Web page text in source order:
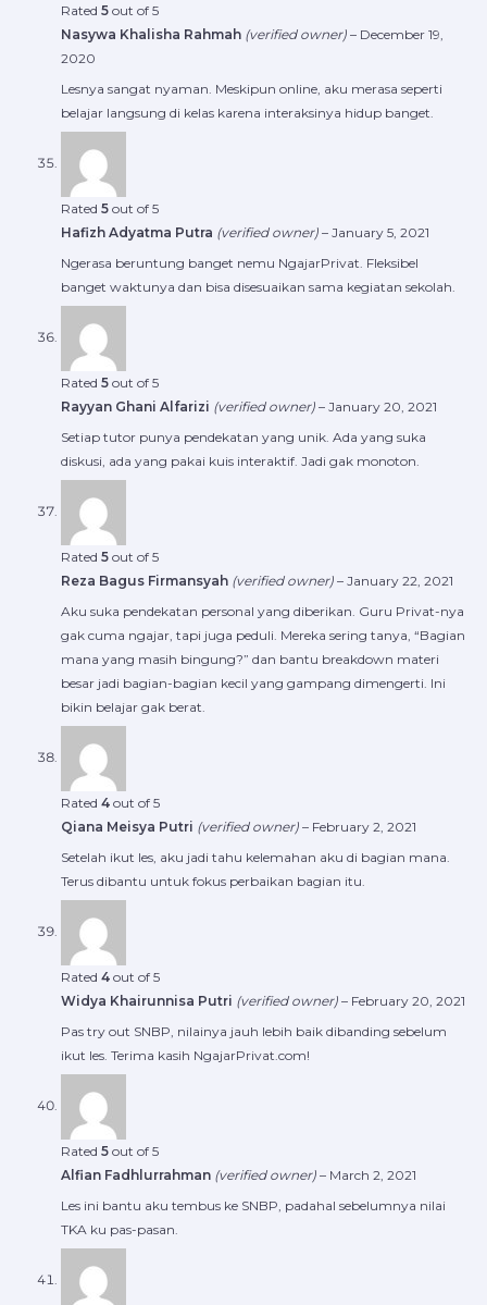
Rated 5 out of 5
Nasywa Khalisha Rahmah (verified owner) – December 19,
2020
Lesnya sangat nyaman. Meskipun online, aku merasa seperti
belajar langsung di kelas karena interaksinya hidup banget.
Rated 5 out of 5
Hafizh Adyatma Putra (verified owner) – January 5, 2021
Ngerasa beruntung banget nemu NgajarPrivat. Fleksibel
banget waktunya dan bisa disesuaikan sama kegiatan sekolah.
Rated 5 out of 5
Rayyan Ghani Alfarizi (verified owner) – January 20, 2021
Setiap tutor punya pendekatan yang unik. Ada yang suka
diskusi, ada yang pakai kuis interaktif. Jadi gak monoton.
Rated 5 out of 5
Reza Bagus Firmansyah (verified owner) – January 22, 2021
Aku suka pendekatan personal yang diberikan. Guru Privat-nya
gak cuma ngajar, tapi juga peduli. Mereka sering tanya, “Bagian
mana yang masih bingung?” dan bantu breakdown materi
besar jadi bagian-bagian kecil yang gampang dimengerti. Ini
bikin belajar gak berat.
Rated 4 out of 5
Qiana Meisya Putri (verified owner) – February 2, 2021
Setelah ikut les, aku jadi tahu kelemahan aku di bagian mana.
Terus dibantu untuk fokus perbaikan bagian itu.
Rated 4 out of 5
Widya Khairunnisa Putri (verified owner) – February 20, 2021
Pas try out SNBP, nilainya jauh lebih baik dibanding sebelum
ikut les. Terima kasih NgajarPrivat.com!
Rated 5 out of 5
Alfian Fadhlurrahman (verified owner) – March 2, 2021
Les ini bantu aku tembus ke SNBP, padahal sebelumnya nilai
TKA ku pas-pasan.